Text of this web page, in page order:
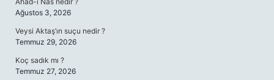
Ağustos 3, 2026
Veysi Aktaş’ın suçu nedir ?
Temmuz 29, 2026
Koç sadık mı ?
Temmuz 27, 2026